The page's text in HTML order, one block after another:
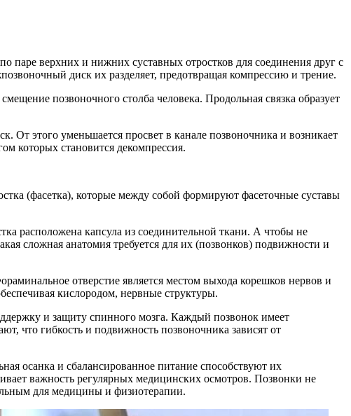
паре верхних и нижних суставных отростков для соединения друг с
диск их разделяет, предотвращая компрессию и трение.
позвоночного столба человека. Продольная связка образует
этого уменьшается просвет в канале позвоночника и возникает
которых становится декомпрессия.
(фасетка), которые между собой формируют фасеточные суставы
расположена капсула из соединительной ткани. А чтобы не
сложная анатомия требуется для их (позвонков) подвижности и
отверстие является местом выхода корешков нервов и
кислородом, нервные структуры.
и защиту спинного мозга. Каждый позвонок имеет
что гибкость и подвижность позвоночника зависят от
осанка и сбалансированное питание способствуют их
важность регулярных медицинских осмотров. Позвонки не
для медицины и физиотерапии.